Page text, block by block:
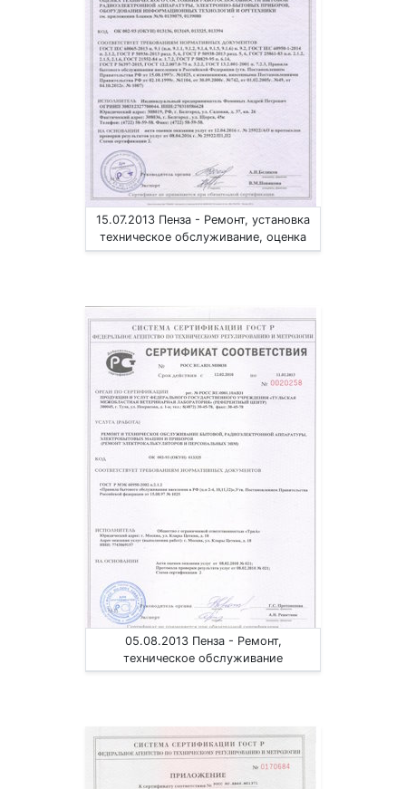
15.07.2013 Пенза - Ремонт, установка
техническое обслуживание, оценка
радиоэл. аппаратуры
05.08.2013 Пенза - Ремонт,
техническое обслуживание
радиоэлектронной аппаратуры